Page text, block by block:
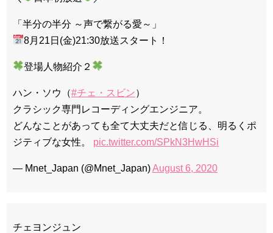
「半分の半分 ～声で繋がる愛～」
8月21日(金)21:30放送スタート！
登場人物紹介２
ハン・ソウ（#チェ・スビン）
クラシック専門レコーディングエンジニア。
どんなことがあっても全て大丈夫だと信じる、明るくポ
ジティブな女性。 pic.twitter.com/SPkN3HwHSi
— Mnet_Japan (@Mnet_Japan)August 6, 2020
チェヨンジュン